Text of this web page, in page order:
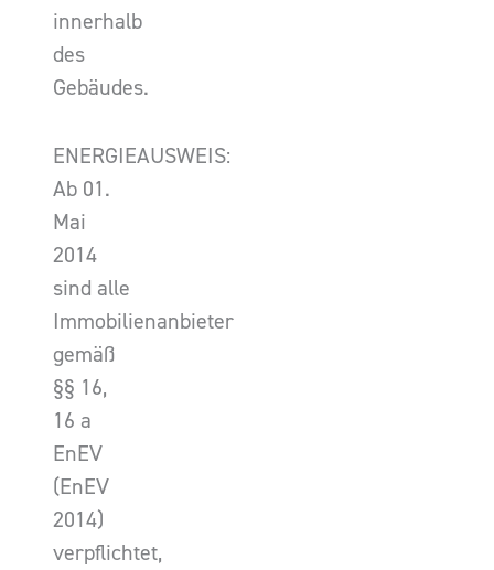
innerhalb
des
Gebäudes.
ENERGIEAUSWEIS:
Ab 01.
Mai
2014
sind alle
Immobilienanbieter
gemäß
§§ 16,
16 a
EnEV
(EnEV
2014)
verpflichtet,